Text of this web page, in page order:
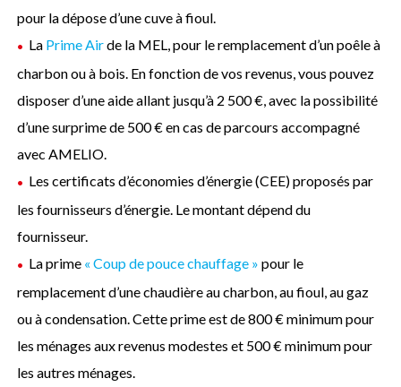
pour la dépose d’une cuve à fioul.
La Prime Airde la MEL, pour le remplacement d’un poêle à
charbon ou à bois. En fonction de vos revenus, vous pouvez
disposer d’une aide allant jusqu’à 2 500 €, avec la possibilité
d’une surprime de 500 € en cas de parcours accompagné
avec AMELIO.
Les certificats d’économies d’énergie (CEE) proposés par
les fournisseurs d’énergie. Le montant dépend du
fournisseur.
La prime « Coup de pouce chauffage » pour le
remplacement d’une chaudière au charbon, au fioul, au gaz
ou à condensation. Cette prime est de 800 € minimum pour
les ménages aux revenus modestes et 500 € minimum pour
les autres ménages.